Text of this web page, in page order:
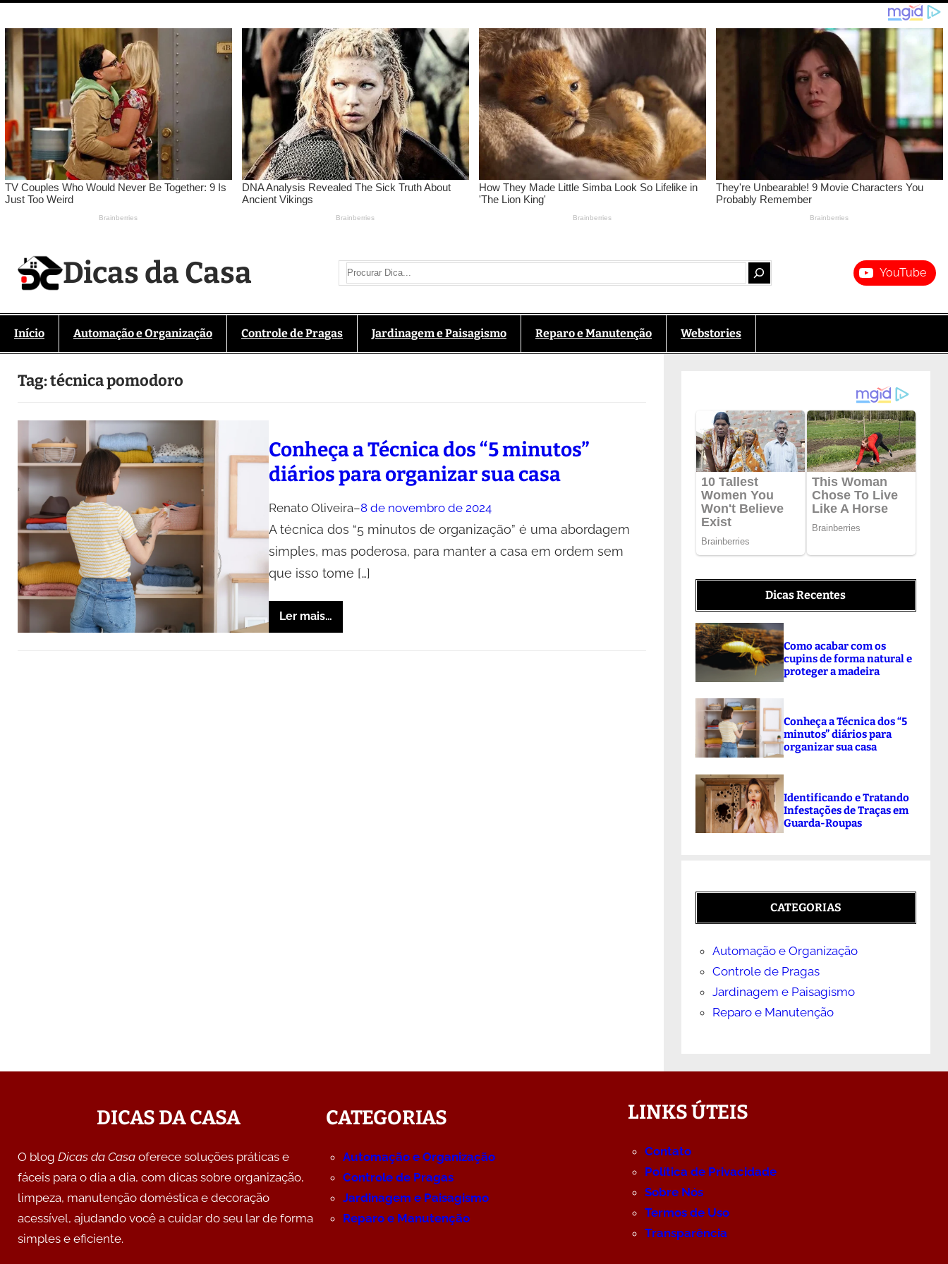
para
o
conteúdo
Dicas da Casa Search YouTube
Início Automação e Organização Controle de Pragas Jardinagem e Paisagismo Reparo e Manutenção Webstories
Tag:técnica pomodoro
Conheça a Técnica dos “5 minutos”
diários para organizar sua casa
Renato Oliveira–8 de novembro de 2024
A técnica dos “5 minutos de organização” é uma abordagem
simples, mas poderosa, para manter a casa em ordem sem
que isso tome […]
Ler mais…
Dicas Recentes
Como acabar com os
cupins de forma natural e
proteger a madeira
Conheça a Técnica dos “5
minutos” diários para
organizar sua casa
Identificando e Tratando
Infestações de Traças em
Guarda-Roupas
CATEGORIAS
Automação e Organização
Controle de Pragas
Jardinagem e Paisagismo
Reparo e Manutenção
DICAS DA CASA
O blog Dicas da Casaoferece soluções práticas e
fáceis para o dia a dia, com dicas sobre organização,
limpeza, manutenção doméstica e decoração
acessível, ajudando você a cuidar do seu lar de forma
simples e eficiente.
CATEGORIAS
Automação e Organização
Controle de Pragas
Jardinagem e Paisagismo
Reparo e Manutenção
LINKS ÚTEIS
Contato
Política de Privacidade
Sobre Nós
Termos de Uso
Transparência